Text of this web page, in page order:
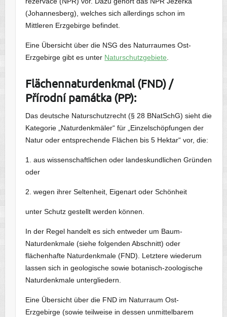
(Johannesberg), welches sich allerdings schon im
Mittleren Erzgebirge befindet.
Eine Übersicht über die NSG des Naturraumes Ost-
Erzgebirge gibt es unter Naturschutzgebiete
Flächennaturdenkmal (FND) /
Přírodní památka (PP):
Das deutsche Naturschutzrecht (§ 28 BNatSchG) sieht die
Kategorie „Naturdenkmäler“ für „Einzelschöpfungen der
Natur oder entsprechende Flächen bis 5 Hektar“ vor, die:
1. aus wissenschaftlichen oder landeskundlichen Gründen
oder
2. wegen ihrer Seltenheit, Eigenart oder Schönheit
unter Schutz gestellt werden können.
In der Regel handelt es sich entweder um Baum-
Naturdenkmale (siehe folgenden Abschnitt) oder
flächenhafte Naturdenkmale (FND). Letztere wiederum
lassen sich in geologische sowie botanisch-zoologische
Naturdenkmale untergliedern.
Eine Übersicht über die FND im Naturraum Ost-
Erzgebirge (sowie teilweise in dessen unmittelbarem